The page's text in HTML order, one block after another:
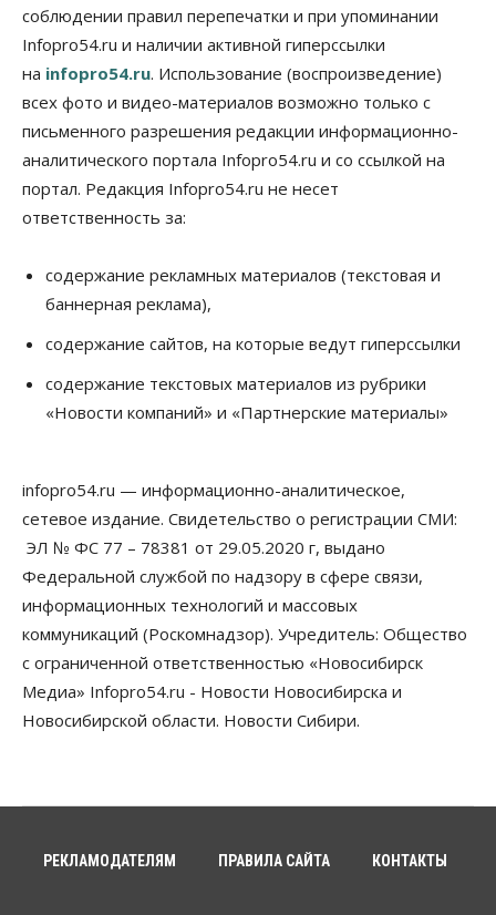
Сибирские аграрии увеличивают посевы горчицы
07 Августа 2026, 14:00
Власть
В Новосибирске многодетным семьям вручили
сертификаты на покупку автомобилей
07 Августа 2026, 13:55
Авто Общество
07 Августа 2026, 13:00
Школы, библиотеки, пешеходные тротуары:
социальных объектах
07 Августа 2026, 12:35
на выходных
07 Августа 2026, 12:00
Жители Новосибирска смогут добровольно
повысить свою пенсию
07 Августа 2026, 11:30
Общество
Деньгами будут распоряжаться дети: в десяти
школах Новосибирской области введут
инициативное бюджетирование
07 Августа 2026, 10:15
соблюдении правил перепечатки и при упоминании
Infopro54.ru и наличии активной гиперссылки
на infopro54.ru. Использование (воспроизведение)
всех фото и видео-материалов возможно только с
письменного разрешения редакции информационно-
аналитического портала Infopro54.ru и со ссылкой на
портал. Редакция Infopro54.ru не несет
ответственность за:
содержание рекламных материалов (текстовая и
баннерная реклама),
содержание сайтов, на которые ведут гиперссылки
содержание текстовых материалов из рубрики
«Новости компаний» и «Партнерские материалы»
infopro54.ru — информационно-аналитическое,
сетевое издание. Свидетельство о регистрации СМИ:
ЭЛ № ФС 77 – 78381 от 29.05.2020 г, выдано
Федеральной службой по надзору в сфере связи,
информационных технологий и массовых
коммуникаций (Роскомнадзор). Учредитель: Общество
с ограниченной ответственностью «Новосибирск
Медиа» Infopro54.ru - Новости Новосибирска и
Новосибирской области. Новости Сибири.
РЕКЛАМОДАТЕЛЯМ ПРАВИЛА САЙТА КОНТАКТЫ